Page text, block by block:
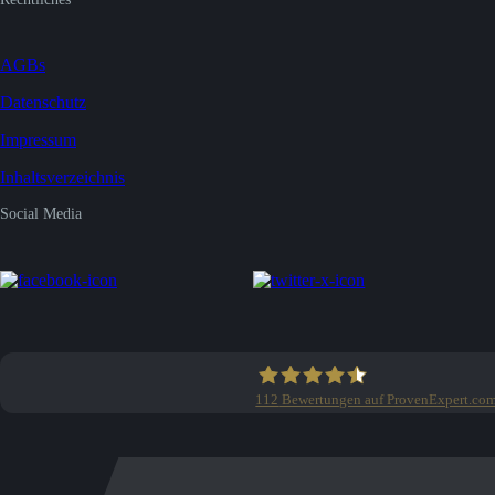
AGBs
Datenschutz
Impressum
Inhaltsverzeichnis
Social Media
112 Bewertungen auf